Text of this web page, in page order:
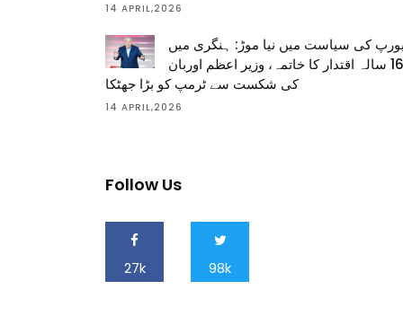
14 APRIL,2026
کی سیاست میں نیا موڑ: ہنگری میں
16 سالہ اقتدار کا خاتمہ، وزیر اعظم اوربان
کی شکست سے ٹرمپ کو بڑا جھٹکا
14 APRIL,2026
Follow Us
27k 98k